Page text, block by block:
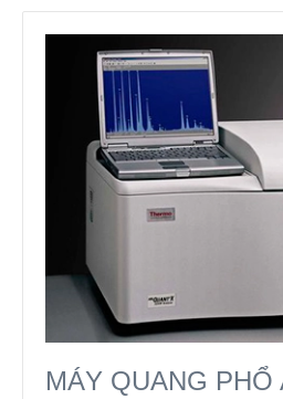
MÁY QUANG PHỔ